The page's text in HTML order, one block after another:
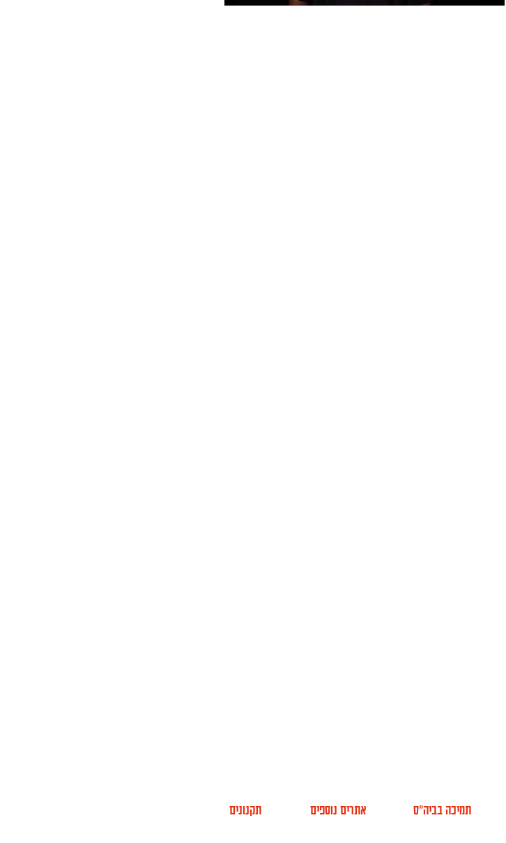
תקנונים אתרים נוספים תמיכה בביה"ס